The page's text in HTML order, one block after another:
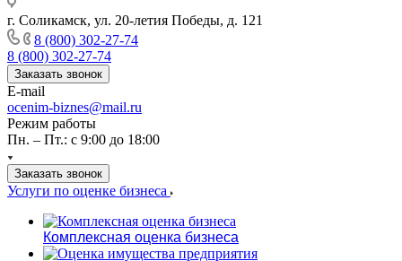
г. Соликамск, ул. 20-летия Победы, д. 121
8 (800) 302-27-74
8 (800) 302-27-74
Заказать звонок
E-mail
ocenim-biznes@mail.ru
Режим работы
Пн. – Пт.: с 9:00 до 18:00
Заказать звонок
Услуги по оценке бизнеса
Комплексная оценка бизнеса